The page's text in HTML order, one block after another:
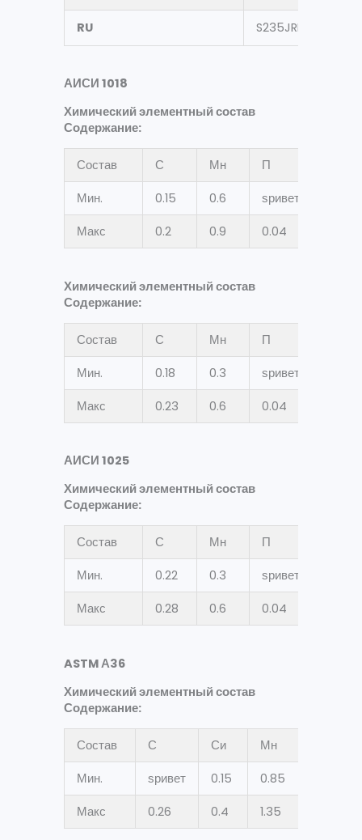
RU S235JRH
АИСИ 1018
Химический элементный состав
Содержание:
Состав С Мн П
Мин. 0.15 0.6 ѕривет
Макс 0.2 0.9 0.04
Химический элементный состав
Содержание:
Состав С Мн П
Мин. 0.18 0.3 ѕривет
Макс 0.23 0.6 0.04
АИСИ 1025
Химический элементный состав
Содержание:
Состав С Мн П
Мин. 0.22 0.3 ѕривет
Макс 0.28 0.6 0.04
ASTM А36
Химический элементный состав
Содержание:
Состав С Си Мн
Мин. ѕривет 0.15 0.85
Макс 0.26 0.4 1.35